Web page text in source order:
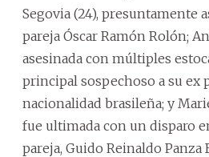
Segovia (24), presuntamente
pareja Óscar Ramón Rolón;
asesinada con múltiples
principal sospechoso a su ex
nacionalidad brasileña; y
fue ultimada con un disparo
pareja, Guido Reinaldo Panza